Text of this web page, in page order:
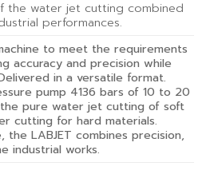
the water jet cutting combined
performances.
to meet the requirements
accuracy and precision while
in a versatile format.
pump 4136 bars of 10 to 20
the pure water jet cutting of soft
cutting for hard materials.
LABJET combines precision,
industrial works.